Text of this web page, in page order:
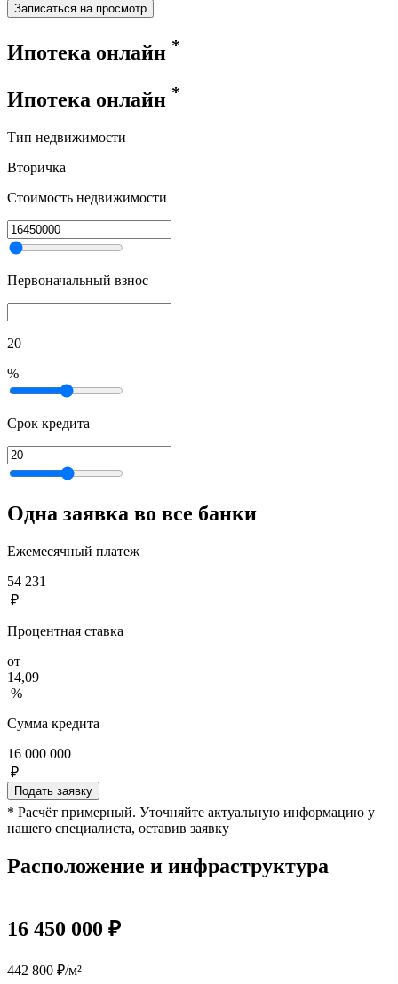
Записаться на просмотр
Ипотека онлайн *
Ипотека онлайн *
Тип недвижимости
Вторичка
Стоимость недвижимости
Первоначальный взнос
20
%
Срок кредита
Одна заявка во все банки
Ежемесячный платеж
54 231
₽
Процентная ставка
от
14,09
%
Сумма кредита
16 000 000
₽
Подать заявку
* Расчёт примерный. Уточняйте актуальную информацию у
нашего специалиста, оставив заявку
Расположение и инфраструктура
16 450 000 ₽
442 800 ₽/м²